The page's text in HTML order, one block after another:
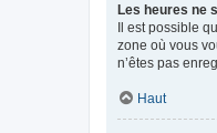
Les heures ne
Il est possible
zone où vous
n’êtes pas
Haut